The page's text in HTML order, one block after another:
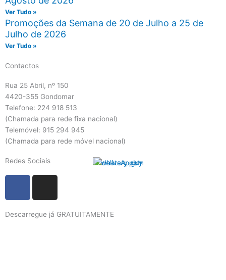
Ver Tudo »
Promoções da Semana de 20 de Julho a 25 de
Julho de 2026
Ver Tudo »
Contactos
Rua 25 Abril, nº 150
4420-355 Gondomar
Telefone: 224 918 513
(Chamada para rede fixa nacional)
Telemóvel: 915 294 945
(Chamada para rede móvel nacional)
Redes Sociais
e
t
Descarregue já GRATUITAMENTE